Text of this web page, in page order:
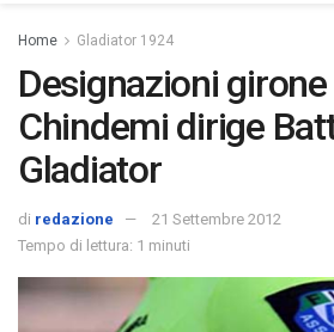
Home Gladiator 1924
Designazioni girone
Chindemi dirige
Gladiator
di redazione
21 Settembre 2012
Tempo di lettura: 1 minuti